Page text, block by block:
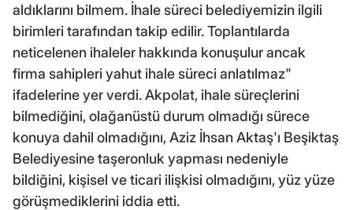
aldıklarını bilmem. İhale süreci belediyemizin ilgili
birimleri tarafından takip edilir. Toplantılarda
neticelenen ihaleler hakkında konuşulur ancak
firma sahipleri yahut ihale süreci anlatılmaz"
ifadelerine yer verdi. Akpolat, ihale süreçlerini
bilmediğini, olağanüstü durum olmadığı sürece
konuya dahil olmadığını, Aziz İhsan Aktaş'ı Beşiktaş
Belediyesine taşeronluk yapması nedeniyle
bildiğini, kişisel ve ticari ilişkisi olmadığını, yüz yüze
görüşmediklerini iddia etti.